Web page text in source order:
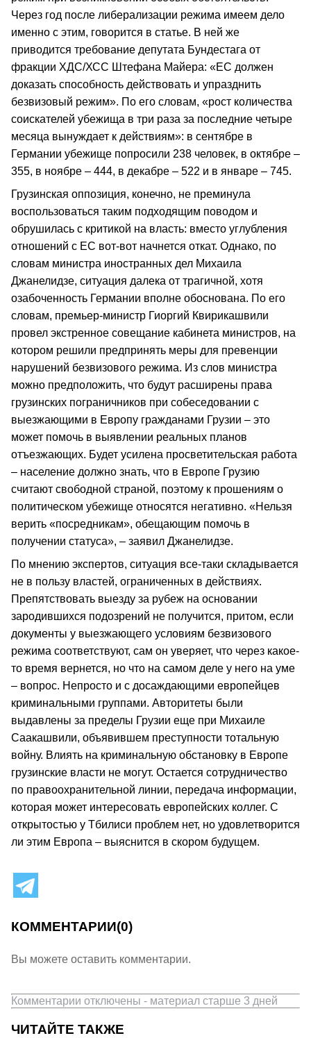
Через год после либерализации режима имеем дело
именно с этим, говорится в статье. В ней же
приводится требование депутата Бундестага от
фракции ХДС/ХСС Штефана Майера: «ЕС должен
доказать способность действовать и упразднить
безвизовый режим». По его словам, «рост количества
соискателей убежища в три раза за последние четыре
месяца вынуждает к действиям»: в сентябре в
Германии убежище попросили 238 человек, в октябре –
355, в ноябре – 444, в декабре – 522 и в январе – 745.
Грузинская оппозиция, конечно, не преминула
воспользоваться таким подходящим поводом и
обрушилась с критикой на власть: вместо углубления
отношений с ЕС вот-вот начнется откат. Однако, по
словам министра иностранных дел Михаила
Джанелидзе, ситуация далека от трагичной, хотя
озабоченность Германии вполне обоснована. По его
словам, премьер-министр Гиоргий Квирикашвили
провел экстренное совещание кабинета министров, на
котором решили предпринять меры для превенции
нарушений безвизового режима. Из слов министра
можно предположить, что будут расширены права
грузинских пограничников при собеседовании с
выезжающими в Европу гражданами Грузии – это
может помочь в выявлении реальных планов
отъезжающих. Будет усилена просветительская работа
– население должно знать, что в Европе Грузию
считают свободной страной, поэтому к прошениям о
политическом убежище относятся негативно. «Нельзя
верить «посредникам», обещающим помочь в
получении статуса», – заявил Джанелидзе.
По мнению экспертов, ситуация все-таки складывается
не в пользу властей, ограниченных в действиях.
Препятствовать выезду за рубеж на основании
зародившихся подозрений не получится, притом, если
документы у выезжающего условиям безвизового
режима соответствуют, сам он уверяет, что через какое-
то время вернется, но что на самом деле у него на уме
– вопрос. Непросто и с досаждающими европейцев
криминальными группами. Авторитеты были
выдавлены за пределы Грузии еще при Михаиле
Саакашвили, объявившем преступности тотальную
войну. Влиять на криминальную обстановку в Европе
грузинские власти не могут. Остается сотрудничество
по правоохранительной линии, передача информации,
которая может интересовать европейских коллег. С
открытостью у Тбилиси проблем нет, но удовлетворится
ли этим Европа – выяснится в скором будущем.
КОММЕНТАРИИ(0)
Вы можете оставить комментарии.
Комментарии отключены - материал старше 3 дней
ЧИТАЙТЕ ТАКЖЕ